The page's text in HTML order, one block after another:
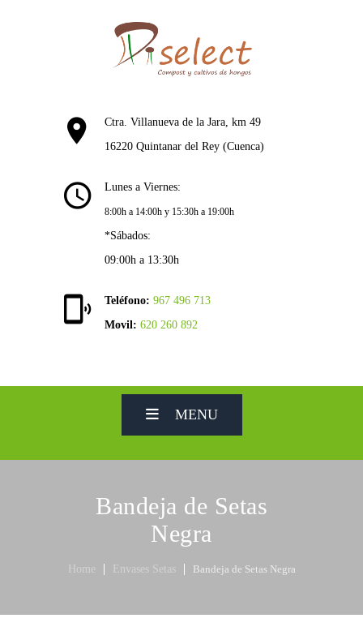
Ctra. Villanueva de la Jara, km 49
16220 Quintanar del Rey (Cuenca)
Lunes a Viernes:
8:00h a 14:00h y 15:30h a 19:00h
*Sábados:
09:00h a 13:30h
Teléfono: 967 496 713
Movil: 620 260 892
MENU
Bandeja de Setas
Negra
Home Envases Setas Bandeja de Setas Negra